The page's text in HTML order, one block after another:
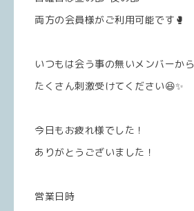
両方の会員様がご利用可能です🥊
いつもは会う事の無いメンバーから
たくさん刺激受けてください😆✨
今日もお疲れ様でした！
ありがとうございました！
営業日時